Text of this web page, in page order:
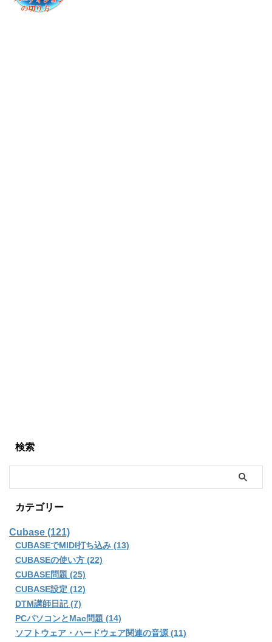
検索
カテゴリー
Cubase (121)
CUBASEでMIDI打ち込み (13)
CUBASEの使い方 (22)
CUBASE問題 (25)
CUBASE設定 (12)
DTM講師日記 (7)
PCパソコンとMac問題 (14)
ソフトウェア・ハードウェア関連の音源 (11)